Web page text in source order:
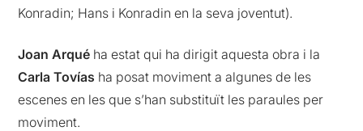
Konradin; Hans i Konradin en la seva joventut).
Joan Arqué ha estat qui ha dirigit aquesta obra i la
Carla Tovías ha posat moviment a algunes de les
escenes en les que s’han substituït les paraules per
moviment.